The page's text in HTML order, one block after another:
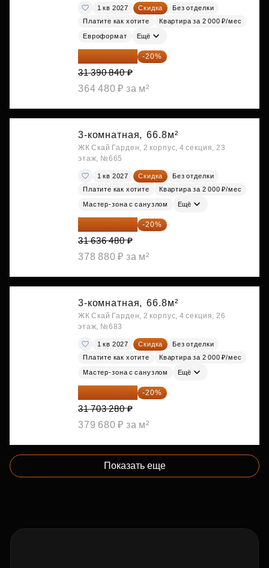
1 кв 2027 Скидка
Без отделки
Платите как хотите
Квартира за 2 000 ₽/мес
Евроформат Ещё
25 112 672 ₽ -20%
31 390 840 ₽
364 480 ₽ за м²
3-комнатная, 66.8м²
ЖК Скай Гарден, 2 корпус, 4 секция, 23
этаж, №665
1 кв 2027 Скидка
Без отделки
Платите как хотите
Квартира за 2 000 ₽/мес
Мастер-зона с санузлом Ещё
25 309 184 ₽ -20%
31 636 480 ₽
378 880 ₽ за м²
3-комнатная, 66.8м²
ЖК Скай Гарден, 2 корпус, 4 секция, 26
этаж, №683
1 кв 2027 Скидка
Без отделки
Платите как хотите
Квартира за 2 000 ₽/мес
Мастер-зона с санузлом Ещё
25 362 624 ₽ -20%
31 703 280 ₽
379 680 ₽ за м²
Показать еще